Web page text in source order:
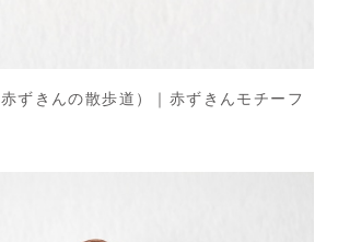
ずきんの散歩道）｜赤ずきんモチーフ